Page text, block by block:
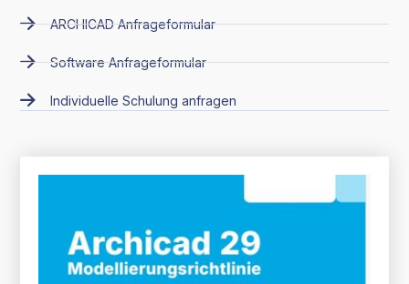
ARCHICAD Anfrageformular
Software Anfrageformular
Individuelle Schulung anfragen